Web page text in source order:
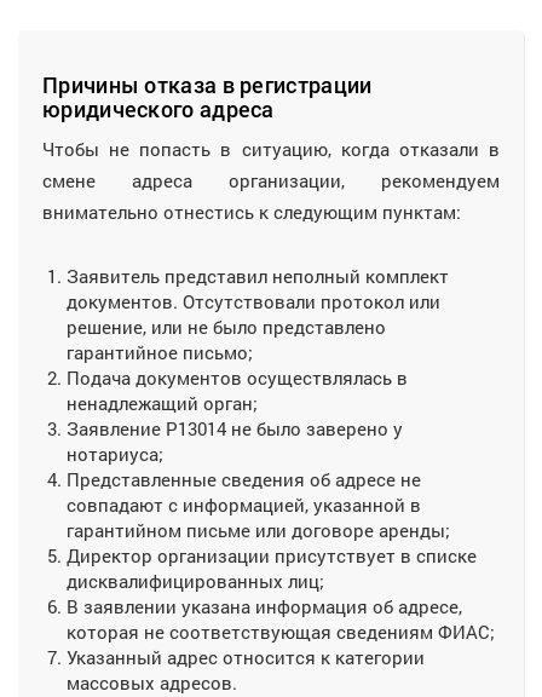
Причины отказа в регистрации
юридического адреса
Чтобы не попасть в ситуацию, когда отказали в
смене адреса организации, рекомендуем
внимательно отнестись к следующим пунктам:
Заявитель представил неполный комплект
документов. Отсутствовали протокол или
решение, или не было представлено
гарантийное письмо;
Подача документов осуществлялась в
ненадлежащий орган;
Заявление Р13014 не было заверено у
нотариуса;
Представленные сведения об адресе не
совпадают с информацией, указанной в
гарантийном письме или договоре аренды;
Директор организации присутствует в списке
дисквалифицированных лиц;
В заявлении указана информация об адресе,
которая не соответствующая сведениям ФИАС;
Указанный адрес относится к категории
массовых адресов.